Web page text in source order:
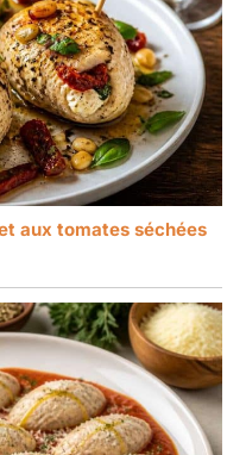
aux tomates séchées